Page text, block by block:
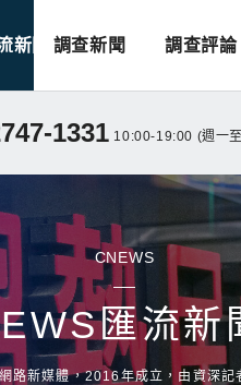
新聞 調查新聞 調查評論
1331 10:00-19:00 (週一
CNEWS
匯流新
路新媒體，2016年成立，由資深記